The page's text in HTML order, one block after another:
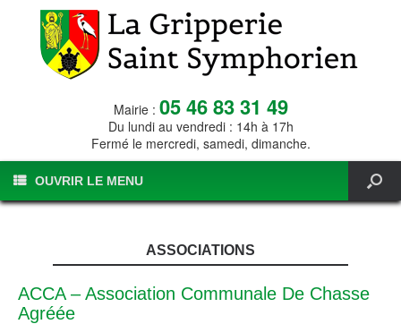
Mairie : 05 46 83 31 49
Du lundi au vendredi : 14h à 17h
Fermé le mercredi, samedi, dimanche.
OUVRIR LE MENU
ASSOCIATIONS
ACCA – Association Communale De Chasse
Agréée